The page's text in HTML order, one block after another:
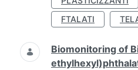
FTALATI
Biomonitoring of